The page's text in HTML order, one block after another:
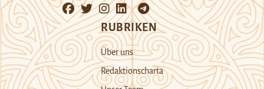
RUBRIKEN
Über uns
Redaktionscharta